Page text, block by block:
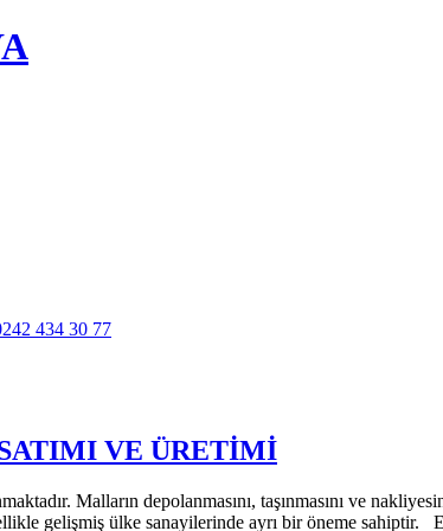
VE ÜRETİMİ
Malların depolanmasını, taşınmasını ve
gelişmiş ülke sanayilerinde ayrı bir öneme